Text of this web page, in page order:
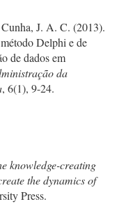
J. A. C. (2013).
Delphi e de
de dados em
da
, 6(1), 9-24.
knowledge-creating
the dynamics of
Press.